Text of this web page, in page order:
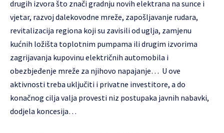
drugih izvora što znači gradnju novih elektrana na sunce i
vjetar, razvoj dalekovodne mreže, zapošljavanje rudara,
revitalizacija regiona koji su zavisili od uglja, zamjenu
kućnih ložišta toplotnim pumpama ili drugim izvorima
zagrijavanja kupovinu električnih automobila i
obezbjeđenje mreže za njihovo napajanje… U ove
aktivnosti treba uključiti i privatne investitore, a do
konačnog cilja valja provesti niz postupaka javnih nabavki,
dodjela koncesija…